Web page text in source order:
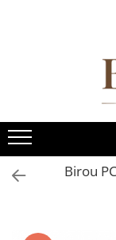
Fotolii balansoar/
Canapele
Coltare/canapele
Comode
Comode lux-
Comode stil clasic/
Birou